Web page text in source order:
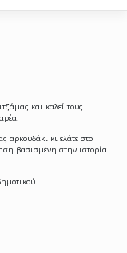
και καλεί τους
αρκουδάκι κι ελάτε στο
βασισμένη στην ιστορία